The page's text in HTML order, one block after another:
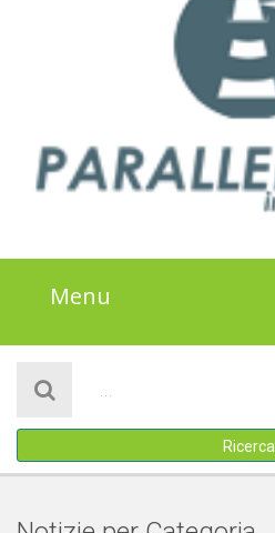
Menu
ATTIVITÀ
IL PROGETTO
Ricerca